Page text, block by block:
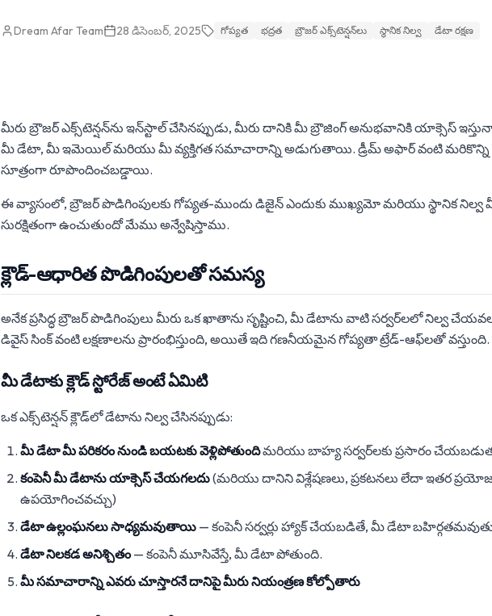
Dream Afar Team 28 డిసెంబర్, 2025 గోప్యత భద్రత బ్రౌజర్ ఎక్స్‌టెన్షన్‌లు స్థానిక నిల్వ డేటా రక్షణ
మీరు బ్రౌజర్ ఎక్స్‌టెన్షన్‌ను ఇన్‌స్టాల్ చేసినప్పుడు, మీరు దానికి మీ బ్రౌజింగ్ అనుభవానికి యాక్సెస్
మీ డేటా, మీ ఇమెయిల్ మరియు మీ వ్యక్తిగత సమాచారాన్ని అడుగుతాయి. డ్రీమ్ అఫార్ వంటి మరికొన్ని
సూత్రంగా రూపొందించబడ్డాయి.
ఈ వ్యాసంలో, బ్రౌజర్ పొడిగింపులకు గోప్యత-ముందు డిజైన్ ఎందుకు ముఖ్యమో మరియు స్థానిక
సురక్షితంగా ఉంచుతుందో మేము అన్వేషిస్తాము.
క్లౌడ్-ఆధారిత పొడిగింపులతో సమస్య
అనేక ప్రసిద్ధ బ్రౌజర్ పొడిగింపులు మీరు ఒక ఖాతాను సృష్టించి, మీ డేటాను వాటి సర్వర్‌లలో నిల్వ
డివైస్ సింక్ వంటి లక్షణాలను ప్రారంభిస్తుంది, అయితే ఇది గణనీయమైన గోప్యతా ట్రేడ్-ఆఫ్‌లతో వస్తుంది.
మీ డేటాకు క్లౌడ్ స్టోరేజ్ అంటే ఏమిటి
ఒక ఎక్స్‌టెన్షన్ క్లౌడ్‌లో డేటాను నిల్వ చేసినప్పుడు:
మీ డేటా మీ పరికరం నుండి బయటకు వెళ్లిపోతుందిమరియు బాహ్య సర్వర్‌లకు ప్రసారం
కంపెనీ మీ డేటాను యాక్సెస్ చేయగలదు(మరియు దానిని విశ్లేషణలు, ప్రకటనలు లేదా ఇతర
ఉపయోగించవచ్చు)
డేటా ఉల్లంఘనలు సాధ్యమవుతాయి — కంపెనీ సర్వర్లు హ్యాక్ చేయబడితే, మీ డేటా
డేటా నిలకడ అనిశ్చితం— కంపెనీ మూసివేస్తే, మీ డేటా పోతుంది.
మీ సమాచారాన్ని ఎవరు చూస్తారనే దానిపై మీరు నియంత్రణ కోల్పోతారు